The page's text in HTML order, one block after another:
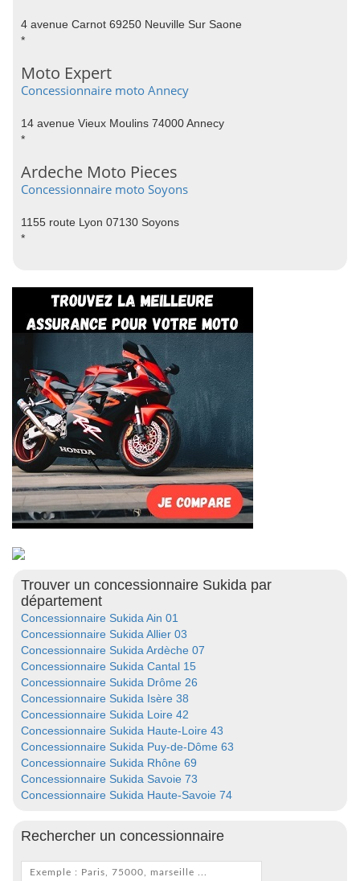
4 avenue Carnot 69250 Neuville Sur Saone
*
Moto Expert
Concessionnaire moto Annecy
14 avenue Vieux Moulins 74000 Annecy
*
Ardeche Moto Pieces
Concessionnaire moto Soyons
1155 route Lyon 07130 Soyons
*
Trouver un concessionnaire Sukida par
département
Concessionnaire Sukida Ain 01
Concessionnaire Sukida Allier 03
Concessionnaire Sukida Ardèche 07
Concessionnaire Sukida Cantal 15
Concessionnaire Sukida Drôme 26
Concessionnaire Sukida Isère 38
Concessionnaire Sukida Loire 42
Concessionnaire Sukida Haute-Loire 43
Concessionnaire Sukida Puy-de-Dôme 63
Concessionnaire Sukida Rhône 69
Concessionnaire Sukida Savoie 73
Concessionnaire Sukida Haute-Savoie 74
Rechercher un concessionnaire